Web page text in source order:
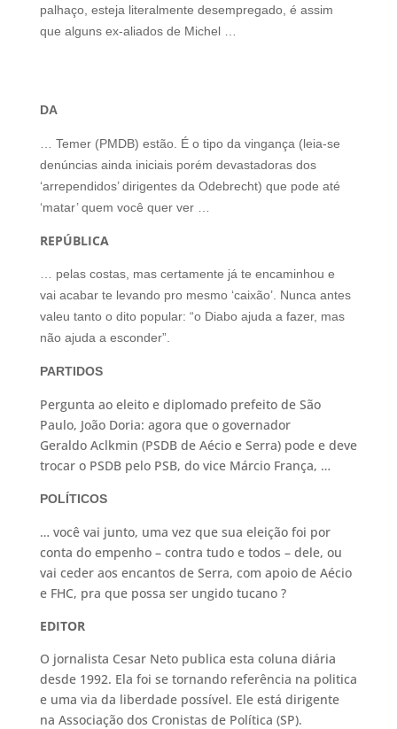
palhaço, esteja literalmente desempregado, é assim
que alguns ex-aliados de Michel …
DA
… Temer (PMDB) estão. É o tipo da vingança (leia-se
denúncias ainda iniciais porém devastadoras dos
‘arrependidos’ dirigentes da Odebrecht) que pode até
‘matar’ quem você quer ver …
REPÚBLICA
… pelas costas, mas certamente já te encaminhou e
vai acabar te levando pro mesmo ‘caixão’. Nunca antes
valeu tanto o dito popular: “o Diabo ajuda a fazer, mas
não ajuda a esconder”.
PARTIDOS
Pergunta ao eleito e diplomado prefeito de São
Paulo, João Doria: agora que o governador
Geraldo Aclkmin (PSDB de Aécio e Serra) pode e deve
trocar o PSDB pelo PSB, do vice Márcio França, …
POLÍTICOS
… você vai junto, uma vez que sua eleição foi por
conta do empenho – contra tudo e todos – dele, ou
vai ceder aos encantos de Serra, com apoio de Aécio
e FHC, pra que possa ser ungido tucano ?
EDITOR
O jornalista Cesar Neto publica esta coluna diária
desde 1992. Ela foi se tornando referência na politica
e uma via da liberdade possível. Ele está dirigente
na Associação dos Cronistas de Política (SP).